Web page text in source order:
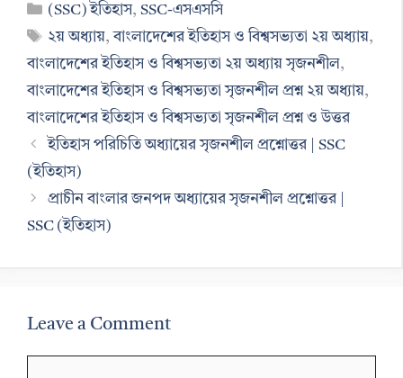
Categories
(SSC) ইতিহাস,SSC-এসএসসি
Tags
২য় অধ্যায়,বাংলাদেশের ইতিহাস ও বিশ্বসভ্যতা ২য় অধ্যায়,
বাংলাদেশের ইতিহাস ও বিশ্বসভ্যতা ২য় অধ্যায় সৃজনশীল,
বাংলাদেশের ইতিহাস ও বিশ্বসভ্যতা সৃজনশীল প্রশ্ন ২য় অধ্যায়,
বাংলাদেশের ইতিহাস ও বিশ্বসভ্যতা সৃজনশীল প্রশ্ন ও উত্তর
ইতিহাস পরিচিতি অধ্যায়ের সৃজনশীল প্রশ্নোত্তর | SSC
(ইতিহাস)
প্রাচীন বাংলার জনপদ অধ্যায়ের সৃজনশীল প্রশ্নোত্তর |
SSC (ইতিহাস)
Leave a Comment